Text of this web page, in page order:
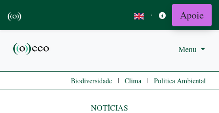
· Apoie
Menu
Biodiversidade | Clima | Politica Ambiental
NOTÍCIAS